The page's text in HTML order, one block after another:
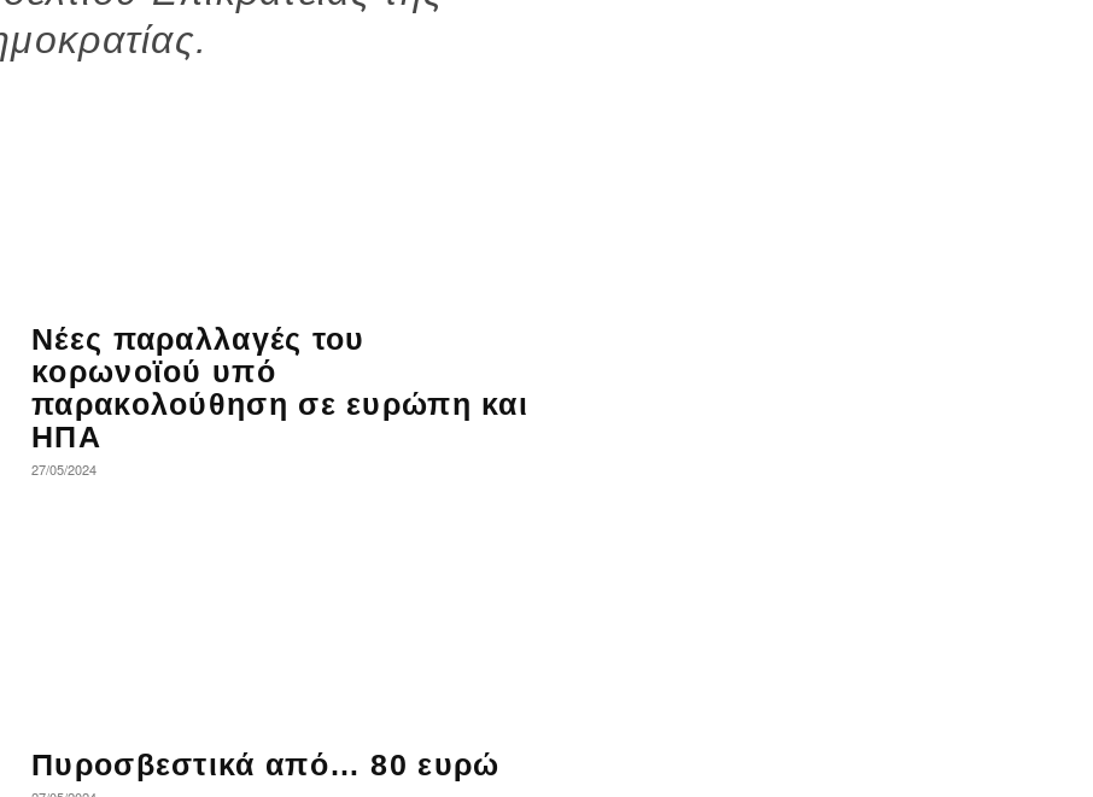
Νέες παραλλαγές του
κορωνοϊού υπό
παρακολούθηση σε ευρώπη και
ΗΠΑ
27/05/2024
Πυροσβεστικά από… 80 ευρώ